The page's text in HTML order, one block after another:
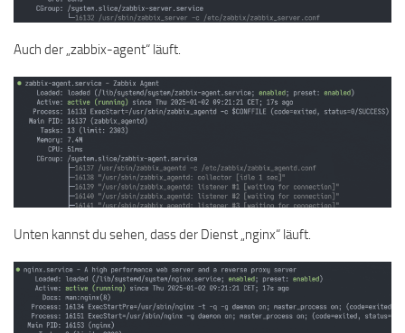
Auch der „zabbix-agent“ läuft.
Unten kannst du sehen, dass der Dienst „nginx“ läuft.